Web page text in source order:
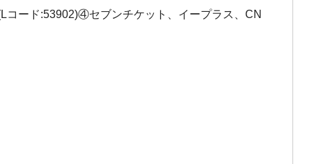
ード:53902)④セブンチケット、イープラス、CN